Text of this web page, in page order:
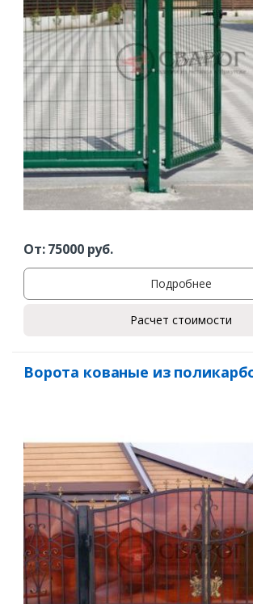
От:75000руб.
Подробнее
Расчет стоимости
Ворота кованые из